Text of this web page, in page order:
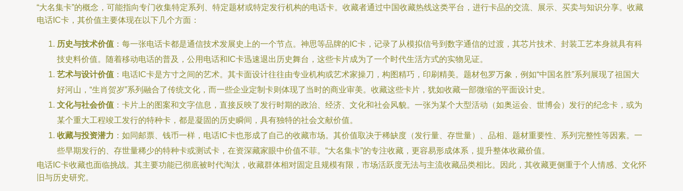
“大名集卡”的概念，可能指向专门收集特定系列、特定题材或特定发行机构的电话卡。收藏者通过中国收藏热线这类平台，进行卡品的交流、展示、买卖与知识分享。收藏
电话IC卡，其价值主要体现在以下几个方面：
历史与技术价值 ：每一张电话卡都是通信技术发展史上的一个节点。神思等品牌的IC卡，记录了从模拟信号到数字通信的过渡，其芯片技术、封装工艺本身就具有科
技史料价值。随着移动电话的普及，公用电话和IC卡迅速退出历史舞台，这些卡片成为了一个时代生活方式的实物见证。
艺术与设计价值 ：电话IC卡是方寸之间的艺术。其卡面设计往往由专业机构或艺术家操刀，构图精巧，印刷精美。题材包罗万象，例如“中国名胜”系列展现了祖国大
好河山，“生肖贺岁”系列融合了传统文化，而一些企业定制卡则体现了当时的商业审美。收藏这些卡片，犹如收藏一部微缩的平面设计史。
文化与社会价值 ：卡片上的图案和文字信息，直接反映了发行时期的政治、经济、文化和社会风貌。一张为某个大型活动（如奥运会、世博会）发行的纪念卡，或为
某个重大工程竣工发行的特种卡，都是凝固的历史瞬间，具有独特的社会文献价值。
收藏与投资潜力 ：如同邮票、钱币一样，电话IC卡也形成了自己的收藏市场。其价值取决于稀缺度（发行量、存世量）、品相、题材重要性、系列完整性等因素。一
些早期发行的、存世量稀少的特种卡或测试卡，在资深藏家眼中价值不菲。“大名集卡”的专注收藏，更容易形成体系，提升整体收藏价值。
电话IC卡收藏也面临挑战。其主要功能已彻底被时代淘汰，收藏群体相对固定且规模有限，市场活跃度无法与主流收藏品类相比。因此，其收藏更侧重于个人情感、文化怀
旧与历史研究。